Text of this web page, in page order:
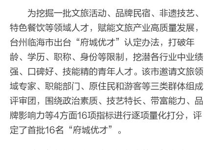
为挖掘一批文旅活动、品牌民宿、非遗技艺、
特色餐饮等领域人才，赋能文旅产业高质量发展，
台州临海市出台“府城优才”认定办法，打破年
龄、学历、职称、身份等限制，挖潜各行业中业绩
强、口碑好、技能精的青年人才。该市邀请文旅领
域专家、职能部门、原住民和游客等三类群体组成
评审团，围绕政治素质、技艺特长、带富能力、品
牌影响力等4方面16项指标进行逐项量化打分，评
定了首批16名“府城优才”。